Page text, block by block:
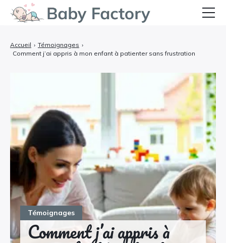
Témoignages
Comment j’ai appris à
Accueil › Témoignages ›
Comment j’ai appris à mon enfant à patienter sans frustration
Grossesse et Accouchement
Équipements et Confort
Témoignages